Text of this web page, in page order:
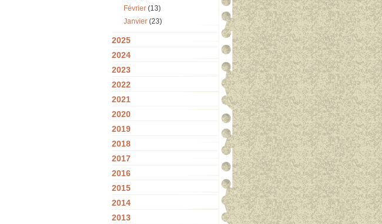
Février (13)
Janvier (23)
2025
2024
2023
2022
2021
2020
2019
2018
2017
2016
2015
2014
2013